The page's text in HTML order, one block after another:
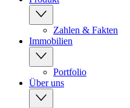
Zahlen & Fakten
Immobilien
Portfolio
Über uns